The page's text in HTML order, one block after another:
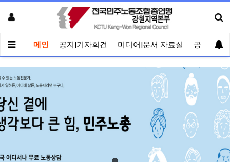
메인 공지|기자회견 미디어|문서 자료실 공유게시